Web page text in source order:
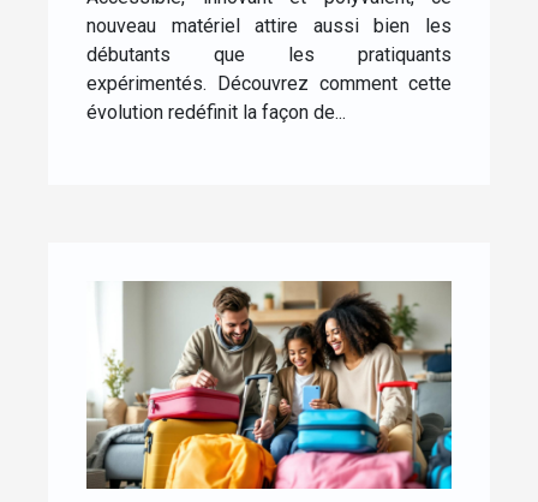
nouveau matériel attire aussi bien les
débutants que les pratiquants
expérimentés. Découvrez comment cette
évolution redéfinit la façon de...